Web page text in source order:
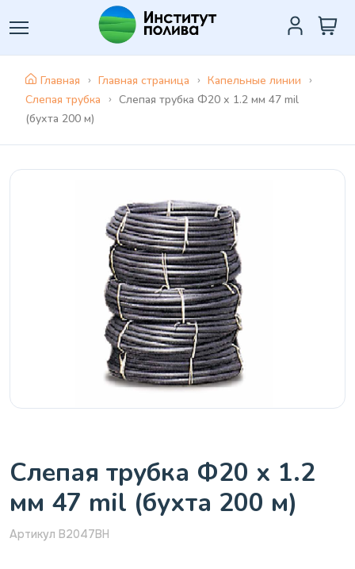
Главная Главная страница
Капельные линии
Слепая трубка
Слепая трубка Ф20 х 1.2 мм 47 mil
(бухта 200 м)
Слепая трубка Ф20 х 1.2
мм 47 mil (бухта 200 м)
Артикул В2047BH